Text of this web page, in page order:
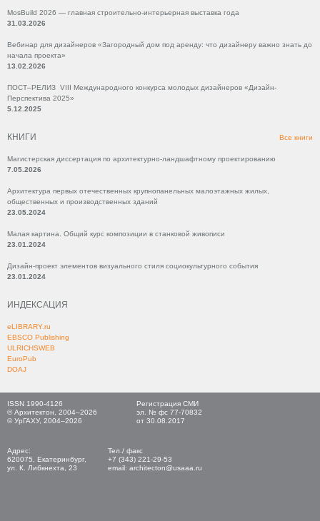
MosBuild 2026 — главная строительно-интерьерная выставка года
31.03.2026
Вебинар для дизайнеров «Загородный дом под аренду: что дизайнеру важно знать до
начала проекта»
13.02.2026
ПОСТ–РЕЛИЗ VIII Международного конкурса молодых дизайнеров «Дизайн-
Перспектива 2025»
5.12.2025
КНИГИ Все книги
Магистерская диссертация по архитектурно-ландшафтному проектированию
7.05.2026
Архитектура первых отечественных крупнопанельных малоэтажных жилых,
общественных и производственных зданий
23.05.2024
Малая картина. Общий курс композиции в станковой живописи
23.01.2024
Дизайн-проект элементов визуального стиля социокультурного события
23.01.2024
ИНДЕКСАЦИЯ
eLIBRARY.ru
EBSCO Publishing
ULRICHSWEB
EuroPub
DOAJ
ISSN 1990-4126
© Архитектон, 2004–2026
© УрГАХУ, 2004–2026
Регистрация СМИ
эл. № фс 77-70832
от 30.08.2017
Адрес:
620075, Екатеринбург,
ул. К. Либкнехта, 23
Тел./ факс
+7 (343) 221-29-53
email: architecton@usaaa.ru